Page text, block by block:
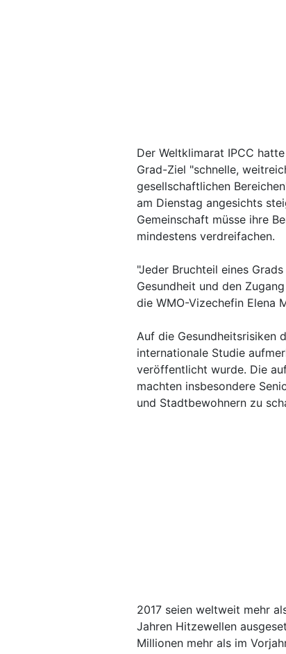
Der Weltklimarat IPCC
Grad-Ziel "schnelle,
gesellschaftlichen
am Dienstag angesichts
Gemeinschaft müsse ihre
mindestens verdreifachen.
"Jeder Bruchteil eines
Gesundheit und den
die WMO-Vizechefin Elena
Auf die Gesundheitsrisiken
internationale Studie
veröffentlicht wurde. Die
machten insbesondere
und Stadtbewohnern zu
2017 seien weltweit mehr
Jahren Hitzewellen
Millionen mehr als im